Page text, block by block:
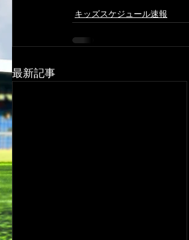
キッズスケジュール速報
最新記事